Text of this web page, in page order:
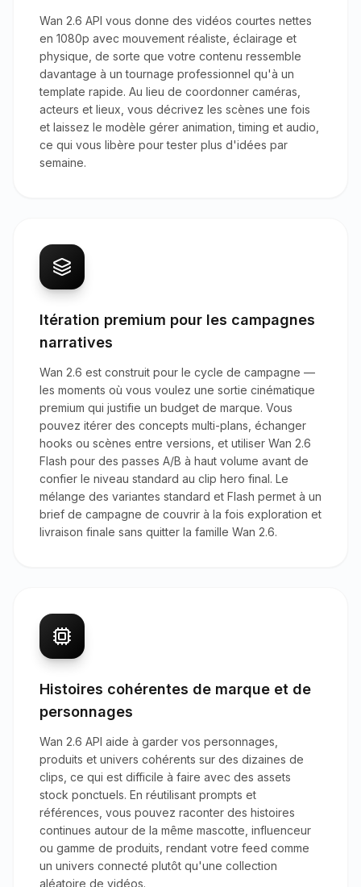
Wan 2.6 API vous donne des vidéos courtes nettes
en 1080p avec mouvement réaliste, éclairage et
physique, de sorte que votre contenu ressemble
davantage à un tournage professionnel qu'à un
template rapide. Au lieu de coordonner caméras,
acteurs et lieux, vous décrivez les scènes une fois
et laissez le modèle gérer animation, timing et audio,
ce qui vous libère pour tester plus d'idées par
semaine.
Itération premium pour les campagnes
narratives
Wan 2.6 est construit pour le cycle de campagne —
les moments où vous voulez une sortie cinématique
premium qui justifie un budget de marque. Vous
pouvez itérer des concepts multi-plans, échanger
hooks ou scènes entre versions, et utiliser Wan 2.6
Flash pour des passes A/B à haut volume avant de
confier le niveau standard au clip hero final. Le
mélange des variantes standard et Flash permet à un
brief de campagne de couvrir à la fois exploration et
livraison finale sans quitter la famille Wan 2.6.
Histoires cohérentes de marque et de
personnages
Wan 2.6 API aide à garder vos personnages,
produits et univers cohérents sur des dizaines de
clips, ce qui est difficile à faire avec des assets
stock ponctuels. En réutilisant prompts et
références, vous pouvez raconter des histoires
continues autour de la même mascotte, influenceur
ou gamme de produits, rendant votre feed comme
un univers connecté plutôt qu'une collection
aléatoire de vidéos.